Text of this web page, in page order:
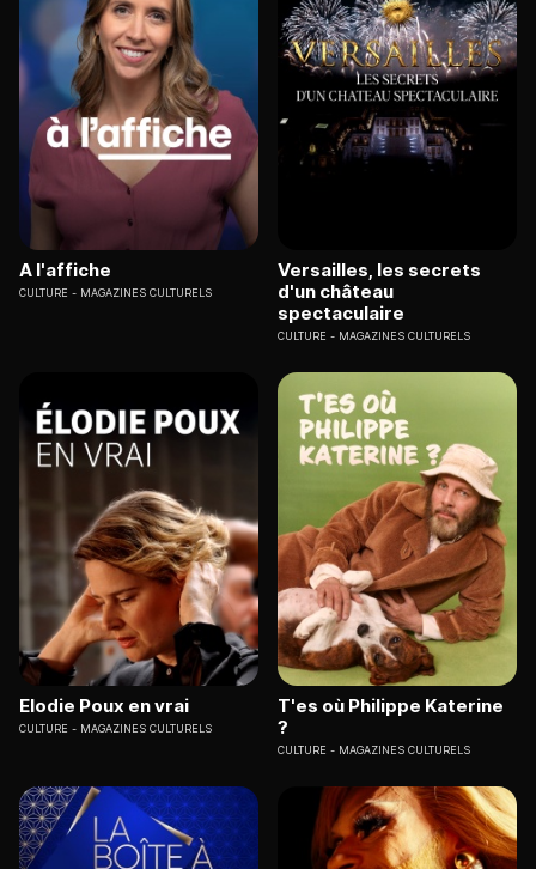
A l'affiche
CULTURE MAGAZINES CULTURELS
Versailles, les secrets
d'un château
spectaculaire
CULTURE MAGAZINES CULTURELS
Elodie Poux en vrai
CULTURE MAGAZINES CULTURELS
T'es où Philippe Katerine
?
CULTURE MAGAZINES CULTURELS